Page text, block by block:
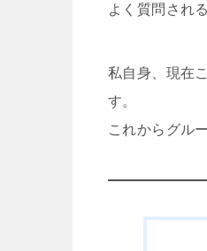
よく質問され
私自身、現在
す。
これからグル